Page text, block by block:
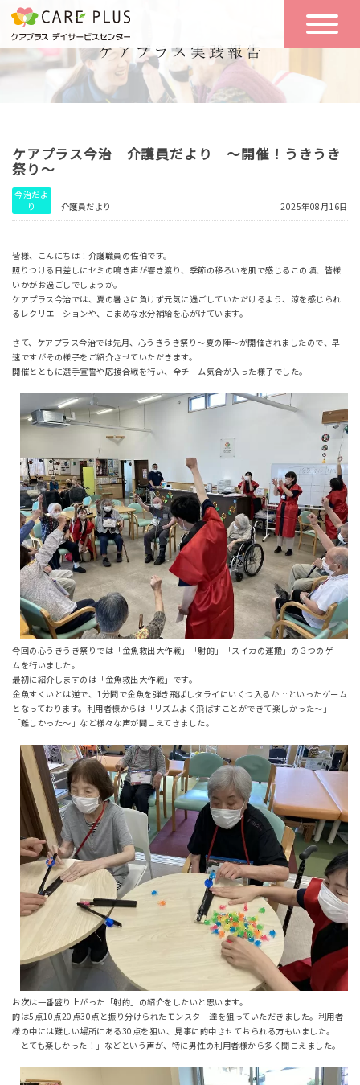
こんな方に
おすすめ
一日の流れ
一日体験
空き状況
実践報告
リクルート
体験希望
ケアプラス今治 介護員だより ～開催！うきうき
祭り～
今治だよ
り
介護員だより 2025年08月16日
皆様、こんにちは！介護職員の佐伯です。
照りつける日差しにセミの鳴き声が響き渡り、季節の移ろいを肌で感じるこの頃、皆様
いかがお過ごしでしょうか。
ケアプラス今治では、夏の暑さに負けず元気に過ごしていただけるよう、涼を感じられ
るレクリエーションや、こまめな水分補給を心がけています。
さて、ケアプラス今治では先月、心うきうき祭り～夏の陣～が開催されましたので、早
速ですがその様子をご紹介させていただきます。
開催とともに選手宣誓や応援合戦を行い、全チーム気合が入った様子でした。
今回の心うきうき祭りでは「金魚救出大作戦」「射的」「スイカの運搬」の３つのゲー
ムを行いました。
最初に紹介しますのは「金魚救出大作戦」です。
金魚すくいとは逆で、1分間で金魚を弾き飛ばしタライにいくつ入るか…といったゲーム
となっております。利用者様からは「リズムよく飛ばすことができて楽しかった～」
「難しかった～」など様々な声が聞こえてきました。
お次は一番盛り上がった「射的」の紹介をしたいと思います。
的は5点10点20点30点と振り分けられたモンスター達を狙っていただきました。利用者
様の中には難しい場所にある30点を狙い、見事に的中させておられる方もいました。
「とても楽しかった！」などという声が、特に男性の利用者様から多く聞こえました。